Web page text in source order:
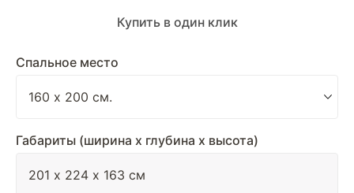
Спальное место
Габариты (ширина х глубина х высота)
Купить в один клик